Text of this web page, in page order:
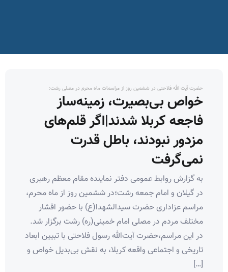
حضرت آیت الله فلاحتی در ششمین روز از مراسمات ماه محرم در مصلی رشت:
خواص بی‌بصیرت، زمینه‌ساز
فاجعه کربلا شدند|اگر قلم‌های
مزدور نبودند، باطل قدرت
نمی‌گرفت
به گزارش روابط عمومی دفتر نماینده مقام معظم رهبری
در گیلان و امام جمعه رشت؛در ششمین روز از ماه محرم،
مراسم عزاداری حضرت سیدالشهدا(ع) با حضور اقشار
مختلف مردم در مصلی امام خمینی(ره) رشت برگزار شد.
در این مراسم،حضرت آیت‌الله رسول فلاحتی با تبیین ابعاد
تاریخی و اجتماعی واقعه کربلا، به نقش بی‌بدیل خواص و
[…]